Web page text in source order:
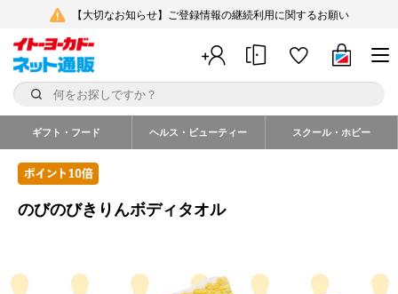
【大切なお知らせ】ご登録情報の継続利用に関するお願い
ギフト・フード ヘルス・ビューティー スクール・ホビー
のびのびきりんボディタオル